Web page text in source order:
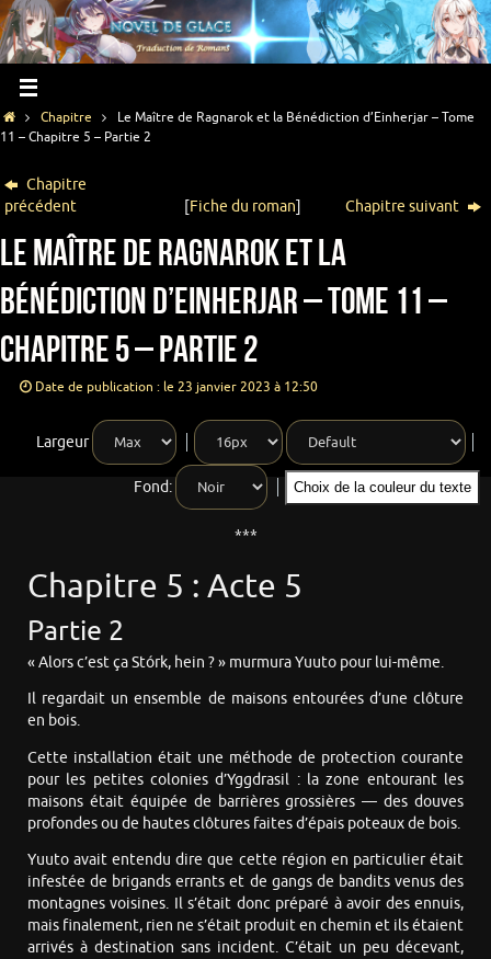
Chapitre
Le Maître de Ragnarok et la Bénédiction d’Einherjar – Tome
11 – Chapitre 5 – Partie 2
Chapitre
précédent
[Fiche du roman] Chapitre suivant
Le Maître de Ragnarok et la
Bénédiction d’Einherjar – Tome 11 –
Chapitre 5 – Partie 2
Date de publication : le 23 janvier 2023 à 12:50
Largeur
Fond: Choix de la couleur du texte
***
Chapitre 5 : Acte 5
Partie 2
« Alors c’est ça Stórk, hein ? » murmura Yuuto pour lui-même.
Il regardait un ensemble de maisons entourées d’une clôture
en bois.
Cette installation était une méthode de protection courante
pour les petites colonies d’Yggdrasil : la zone entourant les
maisons était équipée de barrières grossières — des douves
profondes ou de hautes clôtures faites d’épais poteaux de bois.
Yuuto avait entendu dire que cette région en particulier était
infestée de brigands errants et de gangs de bandits venus des
montagnes voisines. Il s’était donc préparé à avoir des ennuis,
mais finalement, rien ne s’était produit en chemin et ils étaient
arrivés à destination sans incident. C’était un peu décevant,